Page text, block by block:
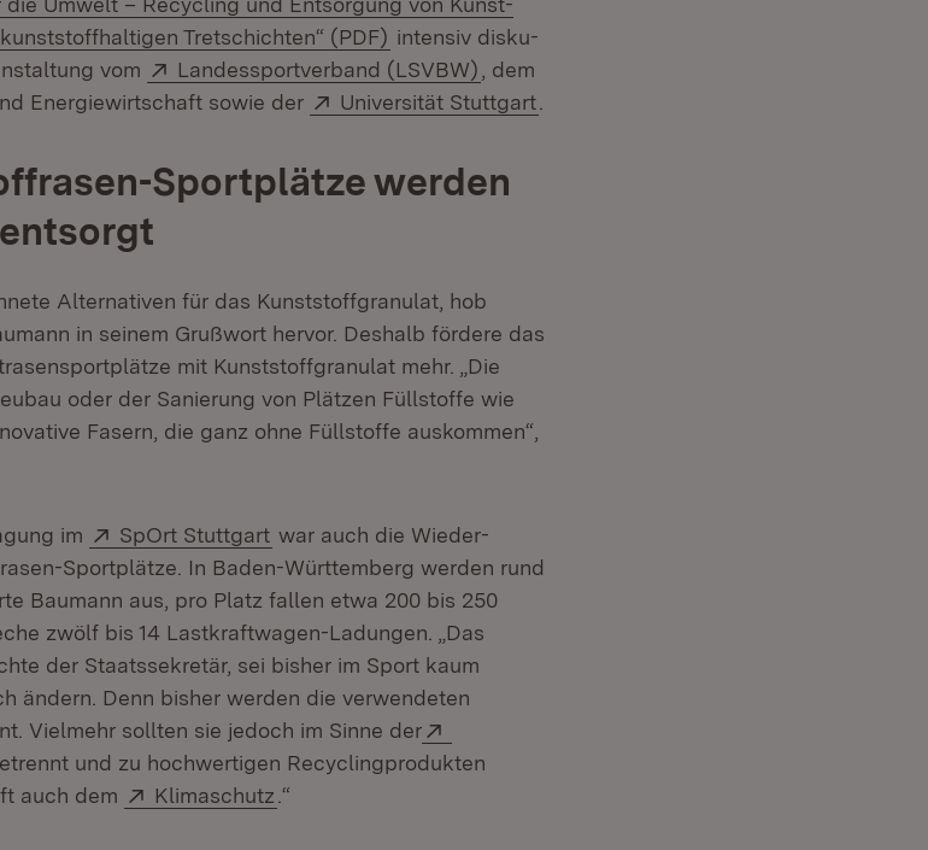
Tretschichten“ (PDF) (Öffnet in neuem Fenster)
intensiv disku­
vom
Extern:
Landessportverband (LSVBW) (Öffnet in neuem Fenster)
, dem
Energiewirtschaft sowie der
Extern:
Universität Stuttgart
Sportplätze werden
Alternativen für das Kunststoffgranulat, hob
in seinem Grußwort hervor. Deshalb fördere das
mit Kunststoff­granulat mehr. „Die
oder der Sanierung von Plätzen Füllstoffe wie
Fasern, die ganz ohne Füllstoffe auskommen“,
im Extern:
SpOrt Stuttgart (Öffnet in neuem Fenster)
war auch die Wieder­
Sportplätze. In Baden-Württemberg wer­den rund
Baumann aus, pro Platz fallen etwa 200 bis 250
zwölf bis 14 Lastkraftwagen-Ladungen. „Das
Fenster)
der Staatssekretär, sei bisher im Sport kaum
ändern. Denn bisher werden die verwendeten
Vielmehr sollten sie jedoch im Sinne der
Fenster)
und zu hochwertigen Recyclingprodukten
auch dem
Extern:
Klimaschutz (Öffnet in neuem Fenster)
.“